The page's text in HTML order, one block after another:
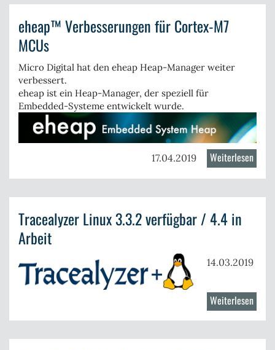
Crank
eheap™ Verbesserungen für Cortex-M7
MCUs
Micro Digital hat den eheap Heap-Manager weiter
verbessert.
eheap ist ein Heap-Manager, der speziell für
Embedded-Systeme entwickelt wurde.
17.04.2019 Weiterlesen
für
Tracealyzer Linux 3.3.2 verfügbar / 4.4 in
Arbeit
14.03.2019
Weiterlesen